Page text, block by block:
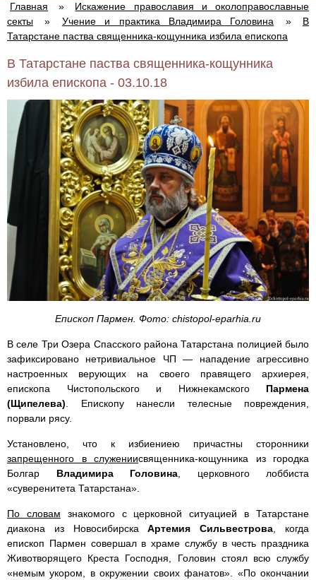
Главная »
Искажение православия и околоправославные
секты
» Учение и практика Владимира Головина »
В
Татарстане паства священника-кощунника избила епископа
В Татарстане паства священника-кощунника
избила епископа - 03.10.18
Епископ Пармен. Фото: chistopol-eparhia.ru
В селе Три Озера Спасского района Татарстана полицией было
зафиксировано нетривиальное ЧП — нападение агрессивно
настроенных верующих на своего правящего архиерея,
епископа Чистопольского и Нижнекамского Пармена
(Щипелева). Епископу нанесли телесные повреждения,
порвали рясу.
Установлено, что к избиениею причастны сторонники
запрещенного в служениисвященника-кощунника из городка
Болгар Владимира Головина, церковного лоббиста
«суверенитета Татарстана».
По словам знакомого с церковной ситуацией в Татарстане
диакона из НовосибирскаАртемия Сильвестрова, когда
епископ Пармен совершал в храме службу в честь праздника
Животворящего Креста Господня, Головин стоял всю службу
«немым укором, в окружении своих фанатов». «По окончании